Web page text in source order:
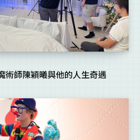
術師陳穎曦與他的人生奇遇